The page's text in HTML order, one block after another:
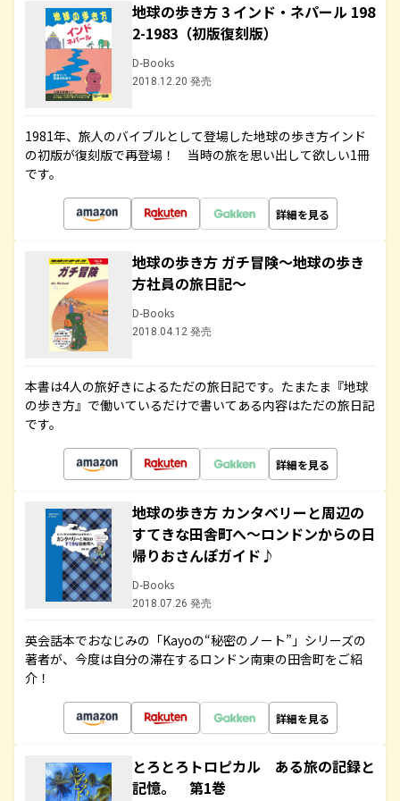
地球の歩き方 3 インド・ネパール 198
2-1983（初版復刻版）
D-Books
2018.12.20 発売
1981年、旅人のバイブルとして登場した地球の歩き方インド
の初版が復刻版で再登場！ 当時の旅を思い出して欲しい1冊
です。
詳細を見る
地球の歩き方 ガチ冒険～地球の歩き
方社員の旅日記～
D-Books
2018.04.12 発売
本書は4人の旅好きによるただの旅日記です。たまたま『地球
の歩き方』で働いているだけで書いてある内容はただの旅日記
です。
詳細を見る
地球の歩き方 カンタベリーと周辺の
すてきな田舎町へ～ロンドンからの日
帰りおさんぽガイド♪
D-Books
2018.07.26 発売
英会話本でおなじみの「Kayoの“秘密のノート”」シリーズの
著者が、今度は自分の滞在するロンドン南東の田舎町をご紹
介！
詳細を見る
とろとろトロピカル ある旅の記録と
記憶。 第1巻